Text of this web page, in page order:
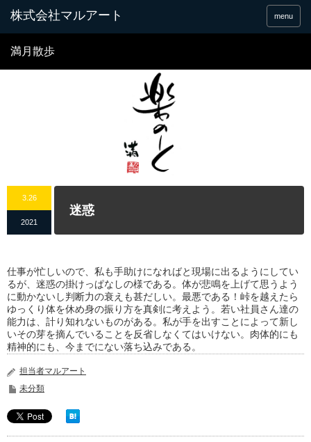
menu
満月散歩
3.26
2021
迷惑
仕事が忙しいので、私も手助けになればと現場に出るようにしてい
るが、迷惑の掛けっぱなしの様である。体が悲鳴を上げて思うよう
に動かないし判断力の衰えも甚だしい。最悪である！峠を越えたら
ゆっくり体を休め身の振り方を真剣に考えよう。若い社員さん達の
能力は、計り知れないものがある。私が手を出すことによって新し
いその芽を摘んでいることを反省しなくてはいけない。肉体的にも
精神的にも、今までにない落ち込みである。
担当者マルアート
未分類